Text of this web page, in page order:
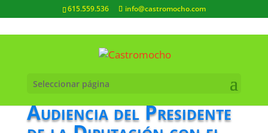
615.559.536 info@castromocho.com
Seleccionar página
Audiencia del Presidente